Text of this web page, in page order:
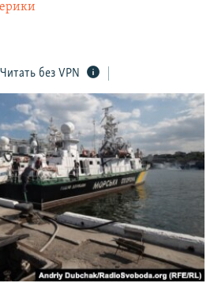
КРЫМА
Читать без VPN